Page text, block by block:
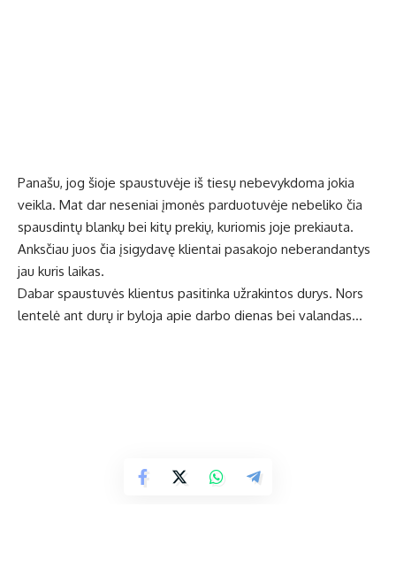
Panašu, jog šioje spaustuvėje iš tiesų nebevykdoma jokia
veikla. Mat dar neseniai įmonės parduotuvėje nebeliko čia
spausdintų blankų bei kitų prekių, kuriomis joje prekiauta.
Anksčiau juos čia įsigydavę klientai pasakojo neberandantys
jau kuris laikas.
Dabar spaustuvės klientus pasitinka užrakintos durys. Nors
lentelė ant durų ir byloja apie darbo dienas bei valandas…